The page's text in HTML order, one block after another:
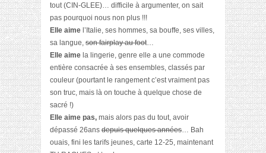
tout (CIN-GLEE)… difficile à argumenter, on sait
pas pourquoi nous non plus !!!
Elle aime l’Italie, ses hommes, sa bouffe, ses villes,
sa langue, son fairplay au foot…
Elle aime la lingerie, genre elle a une commode
entière consacrée à ses ensembles, classés par
couleur (pourtant le rangement c’est vraiment pas
son truc, mais là on touche à quelque chose de
sacré !)
Elle aime pas, mais alors pas du tout, avoir
dépassé 26ans depuis quelques années… Bah
ouais, fini les tarifs jeunes, carte 12-25, maintenant